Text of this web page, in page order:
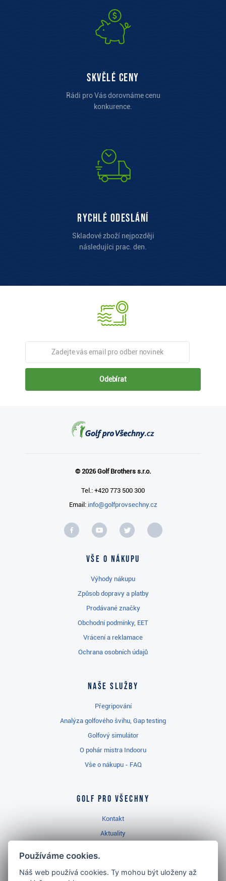
Skvělé ceny
Rádi pro Vás dorovnáme cenu
konkurence.
Rychlé odeslání
Skladové zboží nejpozději
následujíci prac. den.
Odebírat
© 2026 Golf Brothers s.r.o.
Tel.: +420 773 500 300
Email: info@golfprovsechny.cz
Vše o nákupu
Výhody nákupu
Způsob dopravy a platby
Prodávané značky
Obchodní podmínky, EET
Vrácení a reklamace
Ochrana osobních údajů
Naše služby
Přegripování
Analýza golfového švihu, Gap testing
Golfový simulátor
O pohár mistra Indooru
Vše o nákupu - FAQ
Golf pro všechny
Kontakt
Aktuality
Golfový slovník
Používáme cookies.
Náš web používá cookies. Ty mohou být uloženy až